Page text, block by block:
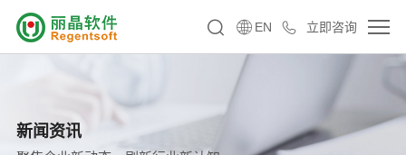
立即咨询
EN
新闻资讯